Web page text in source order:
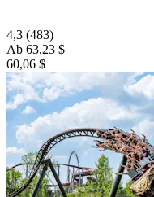
4,3 (483)
Ab 63,23 $
60,06 $